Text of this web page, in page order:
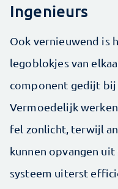
Ingenieurs
Ook vernieuwend is
legoblokjes van
component gedijt
Vermoedelijk
fel zonlicht, terwijl
kunnen opvangen
systeem uiterst